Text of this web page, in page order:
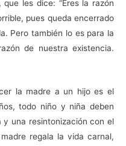
les dice: “Eres la razón
pues queda encerrado
Pero también lo es para la
de nuestra existencia.
la madre a un hijo es el
todo niño y niña deben
y una resintonización con el
regala la vida carnal,